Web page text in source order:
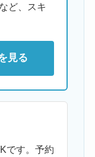
ど、スキ
見る
です。予約